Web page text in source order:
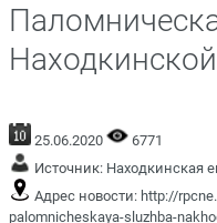
25.06.2020
6771
Источник: Находкинская
Адрес новости: http://
palomnicheskaya-sluzhba-